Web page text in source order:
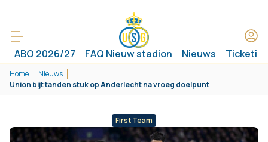
ABO 2026/27 FAQ Nieuw stadion Nieuws
Home
Nieuws
Union bijt tanden stuk op Anderlecht na vroeg doelpunt
First Team